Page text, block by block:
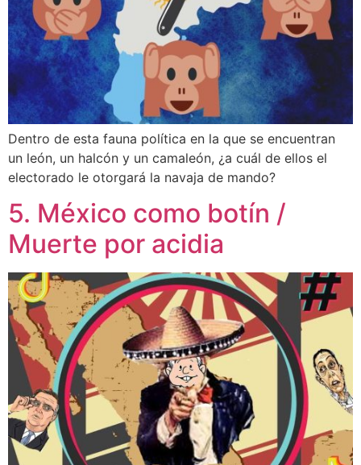
Dentro de esta fauna política en la que se encuentran
un león, un halcón y un camaleón, ¿a cuál de ellos el
electorado le otorgará la navaja de mando?
5. México como botín /
Muerte por acidia